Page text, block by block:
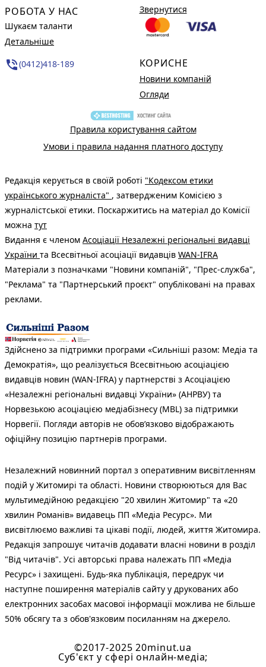
РОБОТА У НАС
Шукаєм таланти
Детальніше
phone_in_talk(0412)418-189
Звернутися
КОРИСНЕ
Новини компаній
Огляди
Правила користування сайтом
Умови і правила надання платного доступу
Редакція керується в своїй роботі "Кодексом етики
українського журналіста" , затвердженим Комісією з
журналістської етики. Поскаржитись на матеріал до Комісії
можна тут
Видання є членом Асоціації Незалежні регіональні видавці
України та Всесвітньої асоціації видавців WAN-IFRA
Матеріали з позначками "Новини компаній", "Прес-служба",
"Реклама" та "Партнерський проєкт" опубліковані на правах
реклами.
Здійснено за підтримки програми «Сильніші разом: Медіа та
Демократія», що реалізується Всесвітньою асоціацією
видавців новин (WAN-IFRA) у партнерстві з Асоціацією
«Незалежні регіональні видавці України» (АНРВУ) та
Норвезькою асоціацією медіабізнесу (MBL) за підтримки
Норвегії. Погляди авторів не обов’язково відображають
офіційну позицію партнерів програми.
Незалежний новинний портал з оперативним висвітленням
подій у Житомирі та області. Новини створюються для Вас
мультимедійною редакцією "20 хвилин Житомир" та «20
хвилин Романів» видавець ПП «Медіа Ресурс». Ми
висвітлюємо важливі та цікаві події, людей, життя Житомира.
Редакція запрошує читачів додавати власні новини в розділ
"Від читачів". Усі авторські права належать ПП «Медіа
Ресурс» і захищені. Будь-яка публiкацiя, передрук чи
наступне поширення матеріалів сайту у друкованих або
електронних засобах масової інформації можлива не більше
50% обсягу та з обов'язковим посиланням на джерело.
©2017-2025 20minut.ua
Cуб'єкт у сфері онлайн-медіа;